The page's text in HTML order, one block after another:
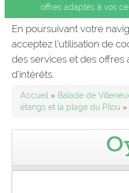
offres adaptés à vos
En poursuivant votre
acceptez l’utilisation de
des services et des offres
d’intérêts.
Accueil » Balade de
étangs et la plage du Pilou »